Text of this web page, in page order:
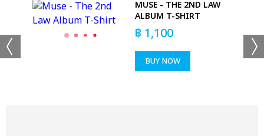
MUSE - THE 2ND LAW
ALBUM T-SHIRT
฿ 1,100
BUY NOW